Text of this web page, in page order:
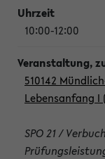
10:00-12:00
510142
Lebensanfang I
SPO 21 /